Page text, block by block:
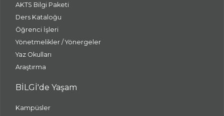
AKTS Bilgi Paketi
Ders Kataloğu
Öğrenci İşleri
Yönetmelikler / Yönergeler
Yaz Okulları
Araştırma
BİLGİ'de Yaşam
Kampüsler